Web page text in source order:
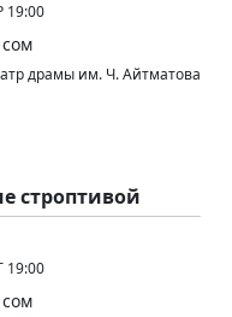
драмы им. Ч. Айтматова
строптивой